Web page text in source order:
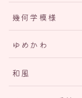
幾何学模様
ゆめかわ
和風